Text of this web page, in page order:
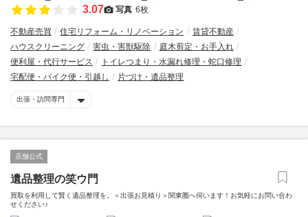
3.07 写真 6枚
不動産売買 住宅リフォーム・リノベーション
賃貸不動産
ハウスクリーニング
害虫・害獣駆除
庭木剪定・お手入れ
便利屋・代行サービス
トイレつまり・水漏れ修理・蛇口修理
宅配便・バイク便・引越し
片づけ・遺品整理
出張・訪問専門
店舗公式
遺品整理の笑ウ門
買取を利用して賢く遺品整理を。＜出張お見積り＞関東圏へ伺います！お気軽にお問い合わ
せください♪